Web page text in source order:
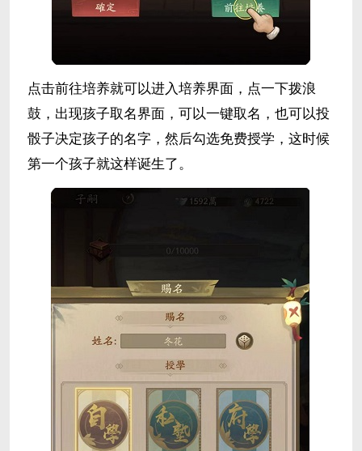
点击前往培养就可以进入培养界面，点一下拨浪
鼓，出现孩子取名界面，可以一键取名，也可以投
骰子决定孩子的名字，然后勾选免费授学，这时候
第一个孩子就这样诞生了。